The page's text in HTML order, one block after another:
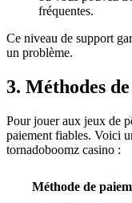
fréquentes.
Ce niveau de support
un problème.
3. Méthodes
Pour jouer aux jeux de
paiement fiables. Voici
tornadoboomz casino :
Méthode de